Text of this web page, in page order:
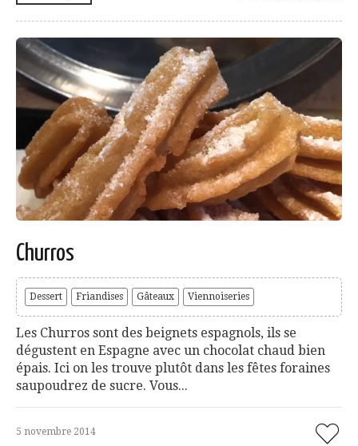
Churros
Dessert Friandises Gâteaux Viennoiseries
Les Churros sont des beignets espagnols, ils se
dégustent en Espagne avec un chocolat chaud bien
épais. Ici on les trouve plutôt dans les fêtes foraines
saupoudrez de sucre. Vous...
5 novembre 2014